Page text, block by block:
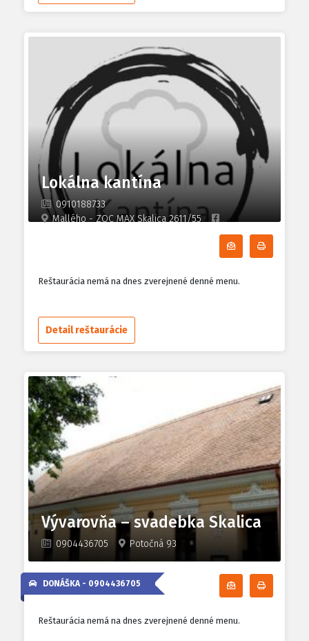
Lokálna kantína
0910188733
Mallého - ZOC MAX Skalica 2611/55
Odoberať
Reštaurácia nemá na dnes zverejnené denné menu.
Detail reštaurácie
Vývarovňa – svadebka Skalica
0904436705 Potočná 93
Odoberať
DONÁŠKA - 0904436705
Reštaurácia nemá na dnes zverejnené denné menu.